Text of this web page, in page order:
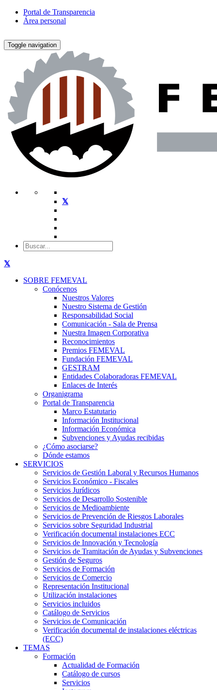
Portal de Transparencia
Área personal
Toggle navigation
SOBRE FEMEVAL
Conócenos
Nuestros Valores
Nuestro Sistema de Gestión
Responsabilidad Social
Comunicación - Sala de Prensa
Nuestra Imagen Corporativa
Reconocimientos
Premios FEMEVAL
Fundación FEMEVAL
GESTRAM
Entidades Colaboradoras FEMEVAL
Enlaces de Interés
Organigrama
Portal de Transparencia
Marco Estatutario
Información Institucional
Información Económica
Subvenciones y Ayudas recibidas
¿Cómo asociarse?
Dónde estamos
SERVICIOS
Servicios de Gestión Laboral y Recursos Humanos
Servicios Económico - Fiscales
Servicios Jurídicos
Servicios de Desarrollo Sostenible
Servicios de Medioambiente
Servicios de Prevención de Riesgos Laborales
Servicios sobre Seguridad Industrial
Verificación documental instalaciones ECC
Servicios de Innovación y Tecnología
Servicios de Tramitación de Ayudas y Subvenciones
Gestión de Seguros
Servicios de Formación
Servicios de Comercio
Representación Institucional
Utilización instalaciones
Servicios incluidos
Catálogo de Servicios
Servicios de Comunicación
Verificación documental de instalaciones eléctricas
(ECC)
TEMAS
Formación
Actualidad de Formación
Catálogo de cursos
Servicios